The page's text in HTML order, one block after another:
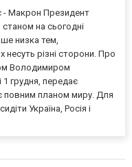
- Макрон Президент
на сьогодні
низка тем,
несуть різні сторони. Про
Володимиром
грудня, передає
повним планом миру. Для
Україна, Росія і